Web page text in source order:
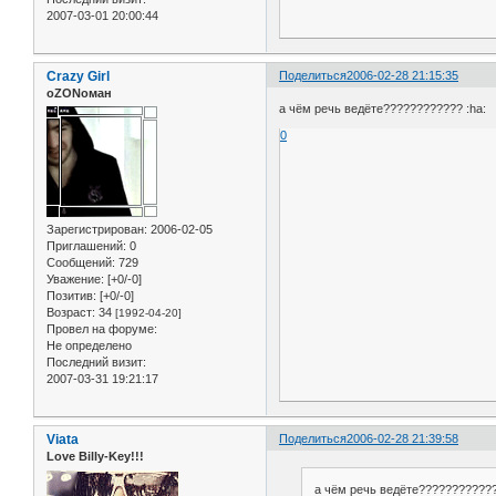
2007-03-01 20:00:44
Поделиться2006-02-28 21:15:35
Crazy Girl
оZONоман
Зарегистрирован: 2006-02-05
Приглашений: 0
Сообщений: 729
Уважение: [+0/-0]
Позитив: [+0/-0]
Возраст: 34 [1992-04-20]
Провел на форуме:
Не определено
Последний визит:
2007-03-31 19:21:17
а чём речь ведёте???????????? :ha:
0
Поделиться2006-02-28 21:39:58
Viata
Love Billy-Key!!!
а чём речь